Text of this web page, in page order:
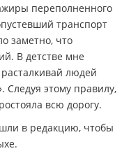
переполненного
транспорт
заметно, что
В детстве мне
людей
Следуя этому правилу,
всю дорогу.
в редакцию, чтобы